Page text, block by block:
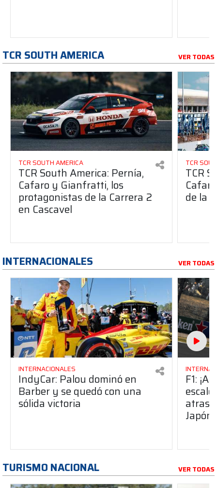
TCR SOUTH AMERICA VER TODAS
TCR SOUTH AMERICA
TCR South America: Pernía,
Cafaro y Gianfratti, los
protagonistas de la Carrera 2
en Cascavel
TCR
TCR
de la
INTERNACIONALES VER TODAS
INTERNACIONALES
IndyCar: Palou dominó en
Barber y se quedó con una
sólida victoria
F1:
Japón
TURISMO NACIONAL VER TODAS